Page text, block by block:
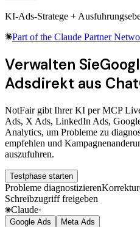
KI-Ads-Stratege +
Part of the Claude Partner
Verwalten Sie
Adsdirekt aus
NotFair gibt Ihrer KI perMCP
Ads, X Ads, LinkedIn Ads,
Analytics, um Probleme zu
empfehlen und
auszufuhren.
Testphase starten
Probleme diagnostizieren
Schreibzugriff freigeben
Claude·
Google Ads Meta Ads